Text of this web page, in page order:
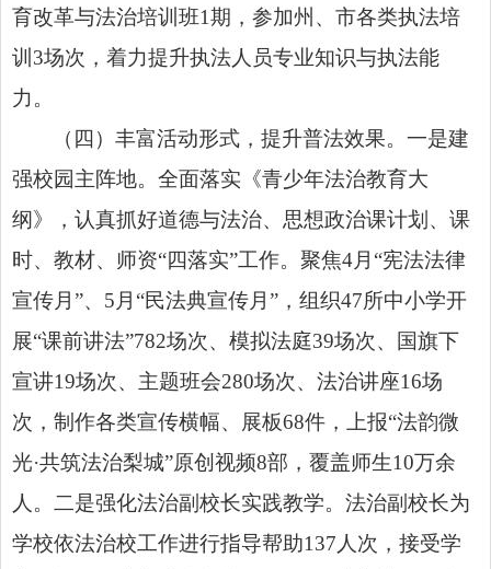
育改革与法治培训班1期，参加州、市各类执法培
训3场次，着力提升执法人员专业知识与执法能
力。
（四）丰富活动形式，提升普法效果。一是建
强校园主阵地。全面落实《青少年法治教育大
纲》，认真抓好道德与法治、思想政治课计划、课
时、教材、师资“四落实”工作。聚焦4月“宪法法律
宣传月”、5月“民法典宣传月”，组织47所中小学开
展“课前讲法”782场次、模拟法庭39场次、国旗下
宣讲19场次、主题班会280场次、法治讲座16场
次，制作各类宣传横幅、展板68件，上报“法韵微
光·共筑法治梨城”原创视频8部，覆盖师生10万余
人。二是强化法治副校长实践教学。法治副校长为
学校依法治校工作进行指导帮助137人次，接受学